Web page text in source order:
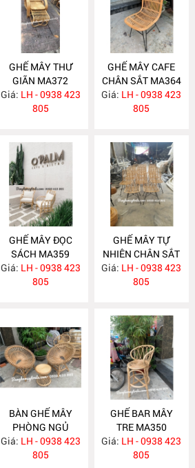
GHẾ MÂY THƯ
GIÃN MA372
Giá: LH - 0938 423
805
GHẾ MÂY CAFE
CHÂN SẮT MA364
Giá: LH - 0938 423
805
GHẾ MÂY ĐỌC
SÁCH MA359
Giá: LH - 0938 423
805
GHẾ MÂY TỰ
NHIÊN CHÂN SẮT
MA358
Giá: LH - 0938 423
805
BÀN GHẾ MÂY
PHÒNG NGỦ
MA352
Giá: LH - 0938 423
805
GHẾ BAR MÂY
TRE MA350
Giá: LH - 0938 423
805